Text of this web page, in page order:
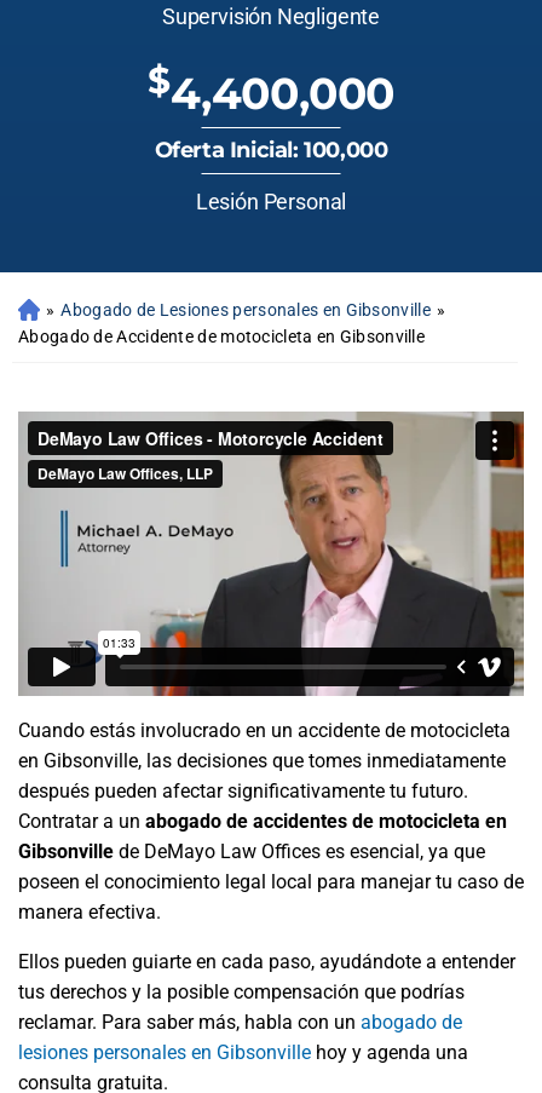
Supervisión Negligente
$4,400,000
Oferta Inicial: 100,000
Lesión Personal
» Abogado de Lesiones personales en Gibsonville »
Abogado de Accidente de motocicleta en Gibsonville
Cuando estás involucrado en un accidente de motocicleta
en Gibsonville, las decisiones que tomes inmediatamente
después pueden afectar significativamente tu futuro.
Contratar a un abogado de accidentes de motocicleta en
Gibsonville de DeMayo Law Offices es esencial, ya que
poseen el conocimiento legal local para manejar tu caso de
manera efectiva.
Ellos pueden guiarte en cada paso, ayudándote a entender
tus derechos y la posible compensación que podrías
reclamar. Para saber más, habla con un abogado de
lesiones personales en Gibsonville hoy y agenda una
consulta gratuita.